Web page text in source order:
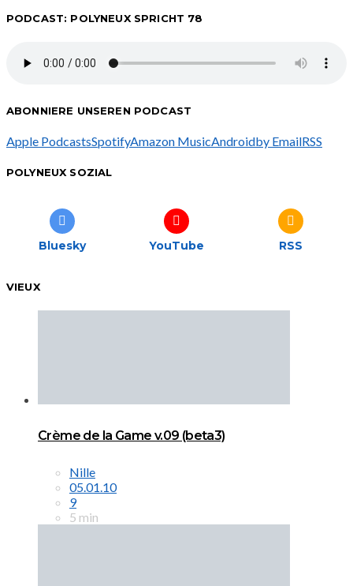
PODCAST: POLYNEUX SPRICHT 78
ABONNIERE UNSEREN PODCAST
Apple PodcastsSpotifyAmazon MusicAndroidby EmailRSS
POLYNEUX SOZIAL
Bluesky YouTube RSS
VIEUX
Crème de la Game v.09 (beta3)
Nille
05.01.10
9
5 min